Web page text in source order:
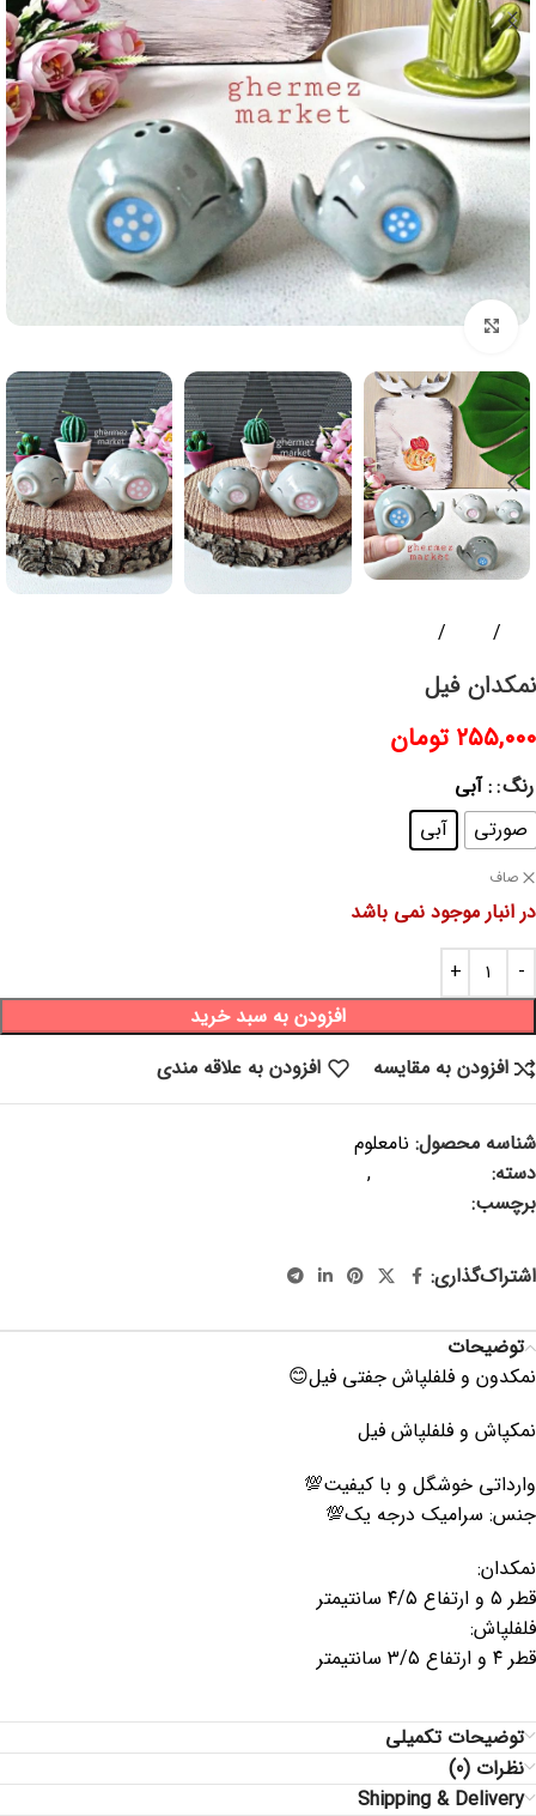
برای بزرگنمایی کلیک کنید
نمکدان فیل
۲۵۵,۰۰۰ تومان
رنگ : آبی
صورتی
آبی
صاف
در انبار موجود نمی باشد
افزودن به سبد خرید
افزودن به مقایسه
افزودن به علاقه مندی
شناسه محصول: نامعلوم
دسته:
,
برچسب:
اشتراک‌گذاری:
توضیحات
نمکدون و فلفلپاش جفتی فیل😊
نمکپاش و فلفلپاش فیل
وارداتی خوشگل و با کیفیت💯
جنس: سرامیک درجه یک💯
نمکدان:
قطر ۵ و ارتفاع ۴/۵ سانتیمتر
فلفلپاش:
قطر ۴ و ارتفاع ۳/۵ سانتیمتر
توضیحات تکمیلی
نظرات (0)
Shipping & Delivery